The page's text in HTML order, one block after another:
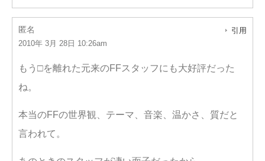
匿名
2010年 3月 28日 10:26am
引用
もう□を離れた元来のFFスタッフにも大好評だった
ね。
本当のFFの世界観、テーマ、音楽、温かさ、質だと
言われて。